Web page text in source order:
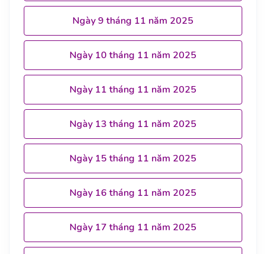
Ngày 9 tháng 11 năm 2025
Ngày 10 tháng 11 năm 2025
Ngày 11 tháng 11 năm 2025
Ngày 13 tháng 11 năm 2025
Ngày 15 tháng 11 năm 2025
Ngày 16 tháng 11 năm 2025
Ngày 17 tháng 11 năm 2025